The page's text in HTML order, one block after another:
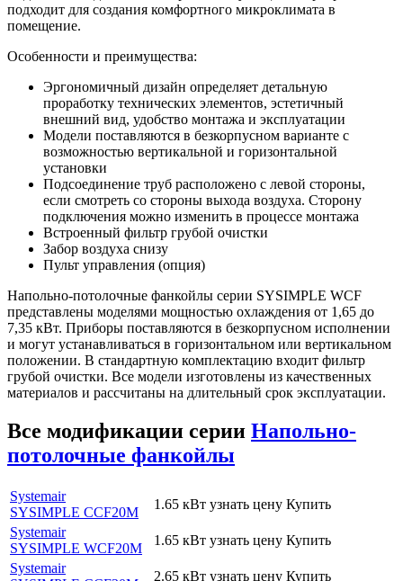
подходит для создания комфортного микроклимата в
помещение.
Особенности и преимущества:
Эргономичный дизайн определяет детальную
проработку технических элементов, эстетичный
внешний вид, удобство монтажа и эксплуатации
Модели поставляются в безкорпусном варианте c
возможностью вертикальной и горизонтальной
установки
Подсоединение труб расположено с левой стороны,
если смотреть со стороны выхода воздуха. Сторону
подключения можно изменить в процессе монтажа
Встроенный фильтр грубой очистки
Забор воздуха снизу
Пульт управления (опция)
Напольно-потолочные фанкойлы серии SYSIMPLE WCF
представлены моделями мощностью охлаждения от 1,65 до
7,35 кВт. Приборы поставляются в безкорпусном исполнении
и могут устанавливаться в горизонтальном или вертикальном
положении. В стандартную комплектацию входит фильтр
грубой очистки. Все модели изготовлены из качественных
материалов и рассчитаны на длительный срок эксплуатации.
Все модификации серии Напольно-
потолочные фанкойлы
Systemair
SYSIMPLE CCF20M
1.65 кВт узнать цену Купить
Systemair
SYSIMPLE WCF20M
1.65 кВт узнать цену Купить
Systemair
2.65 кВт узнать цену Купить